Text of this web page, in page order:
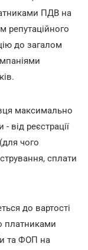
ПДВ на
репутаційного
до загалом
максимально
від реєстрації
чого
сплати
до вартості
платниками
та ФОП на